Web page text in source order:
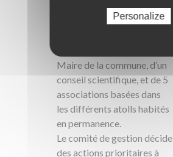
biosphère de la commune
de Fakarava s’articule
Maire de la commune, d’un
conseil scientifique, et de 5
associations basées dans
les différents atolls habités
en permanence.
Le comité de gestion décide
des actions prioritaires à
Personalize